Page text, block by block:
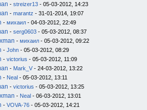
- streizer13 - 05-03-2012, 14:23
- marantz - 31-01-2014, 19:07
- михаил - 04-03-2012, 22:49
- serg0603 - 05-03-2012, 08:37
- михаил - 05-03-2012, 09:22
- John - 05-03-2012, 08:29
- victorius - 05-03-2012, 11:09
- Mark_V - 24-03-2012, 13:22
- Neal - 05-03-2012, 13:11
- victorius - 05-03-2012, 13:25
- Neal - 06-03-2012, 13:01
- VOVA-76 - 05-03-2012, 14:21